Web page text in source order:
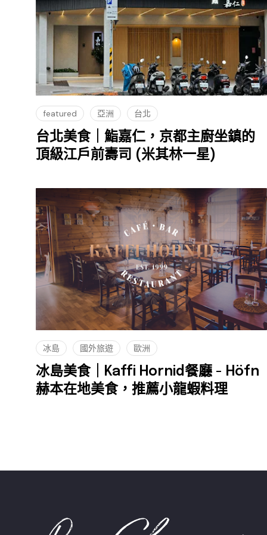
featured 亞洲 台北
台北美食｜鮨嘉仁，京都主廚坐鎮的
頂級江戶前壽司 (米其林一星)
冰島 國外旅遊 歐洲
冰島美食｜Kaffi Hornid餐廳 - Höfn
赫本在地美食，推薦小龍蝦料理